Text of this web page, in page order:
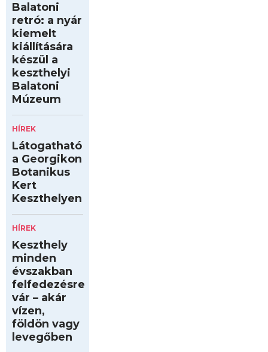
Balatoni
retró: a nyár
kiemelt
kiállítására
készül a
keszthelyi
Balatoni
Múzeum
HÍREK
Látogatható
a Georgikon
Botanikus
Kert
Keszthelyen
HÍREK
Keszthely
minden
évszakban
felfedezésre
vár – akár
vízen,
földön vagy
levegőben